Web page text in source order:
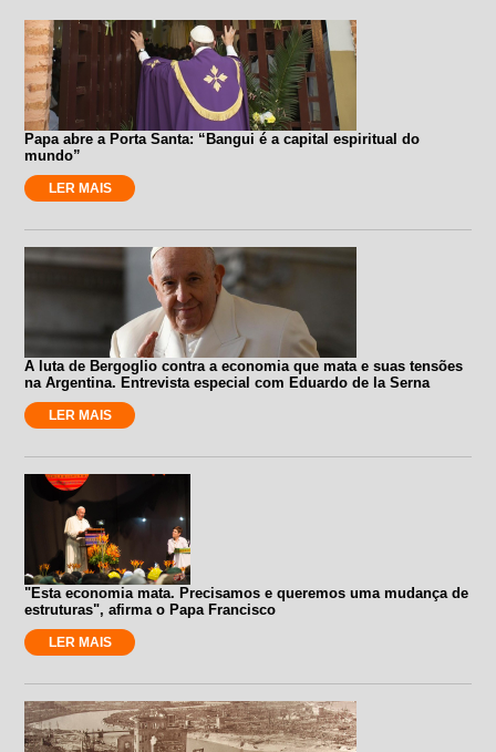
Papa abre a Porta Santa: “Bangui é a capital espiritual do
mundo”
LER MAIS
A luta de Bergoglio contra a economia que mata e suas tensões
na Argentina. Entrevista especial com Eduardo de la Serna
LER MAIS
"Esta economia mata. Precisamos e queremos uma mudança de
estruturas", afirma o Papa Francisco
LER MAIS